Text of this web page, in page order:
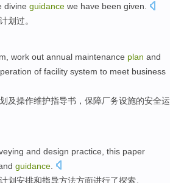
divine guidance we have been given.
计划过。
work out annual maintenance plan and
of facility system to meet business
及操作维护指导书， 保障厂务设施的安全运
and design practice , this paper
guidance
计划安排和指导方法方面进行了探索。